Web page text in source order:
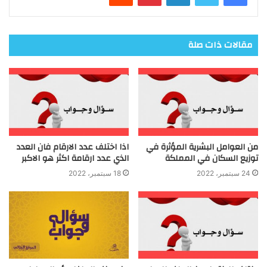
مقالات ذات صلة
من العوامل البشرية المؤثرة في
توزيع السكان في المملكة
24 سبتمبر، 2022
اذا اختلف عدد الارقام فان العدد
الذي عدد ارقامة اكثر هو الاكبر
18 سبتمبر، 2022